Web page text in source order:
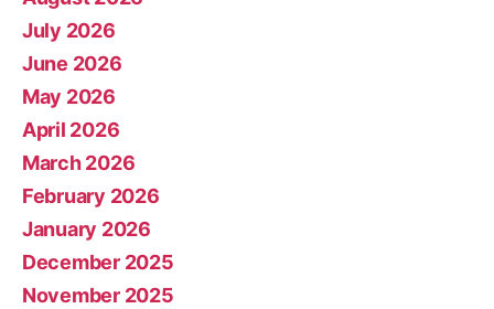
July 2026
June 2026
May 2026
April 2026
March 2026
February 2026
January 2026
December 2025
November 2025